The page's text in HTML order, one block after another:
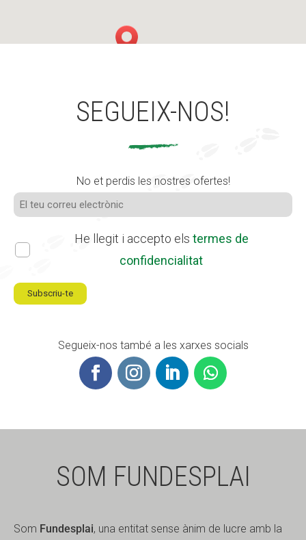
SEGUEIX-NOS!
No et perdis les nostres ofertes!
He llegit i accepto els termes de
confidencialitat
Segueix-nos també a les xarxes socials
SOM FUNDESPLAI
Som Fundesplai, una entitat sense ànim de lucre amb la